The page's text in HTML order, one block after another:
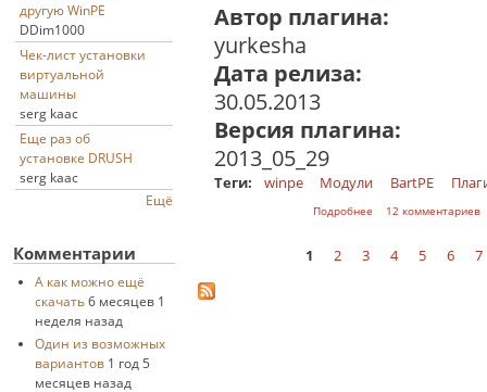
другую WinPE
DDim1000
Чек-лист установки
виртуальной
машины
serg kaac
Еще раз об
установке DRUSH
serg kaac
Ещё
Комментарии
А как можно ещё
скачать 6 месяцев 1
неделя назад
Один из возможных
вариантов 1 год 5
месяцев назад
Автор плагина:
yurkesha
Дата релиза:
30.05.2013
Версия плагина:
2013_05_29
Теги: winpe Модули BartPE
Подробнее о NIC LAN
12 комментариев
1 2 3 4 5 6 7